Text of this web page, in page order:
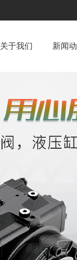
关于我们 新闻